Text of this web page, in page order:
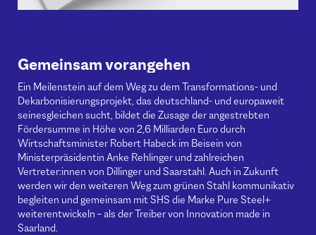
Gemeinsam vorangehen
Ein Meilenstein auf dem Weg zu dem Transformations- und
Dekarbonisierungsprojekt, das deutschland- und europaweit
seinesgleichen sucht, bildet die Zusage der angestrebten
Fördersumme in Höhe von 2,6 Milliarden Euro durch
Wirtschaftsminister Robert Habeck im Beisein von
Ministerpräsidentin Anke Rehlinger und zahlreichen
Vertreter:innen von Dillinger und Saarstahl. Auch in Zukunft
werden wir den weiteren Weg zum grünen Stahl kommunikativ
begleiten und gemeinsam mit SHS die Marke Pure Steel+
weiterentwickeln – als der Treiber von Innovation made in
Saarland.